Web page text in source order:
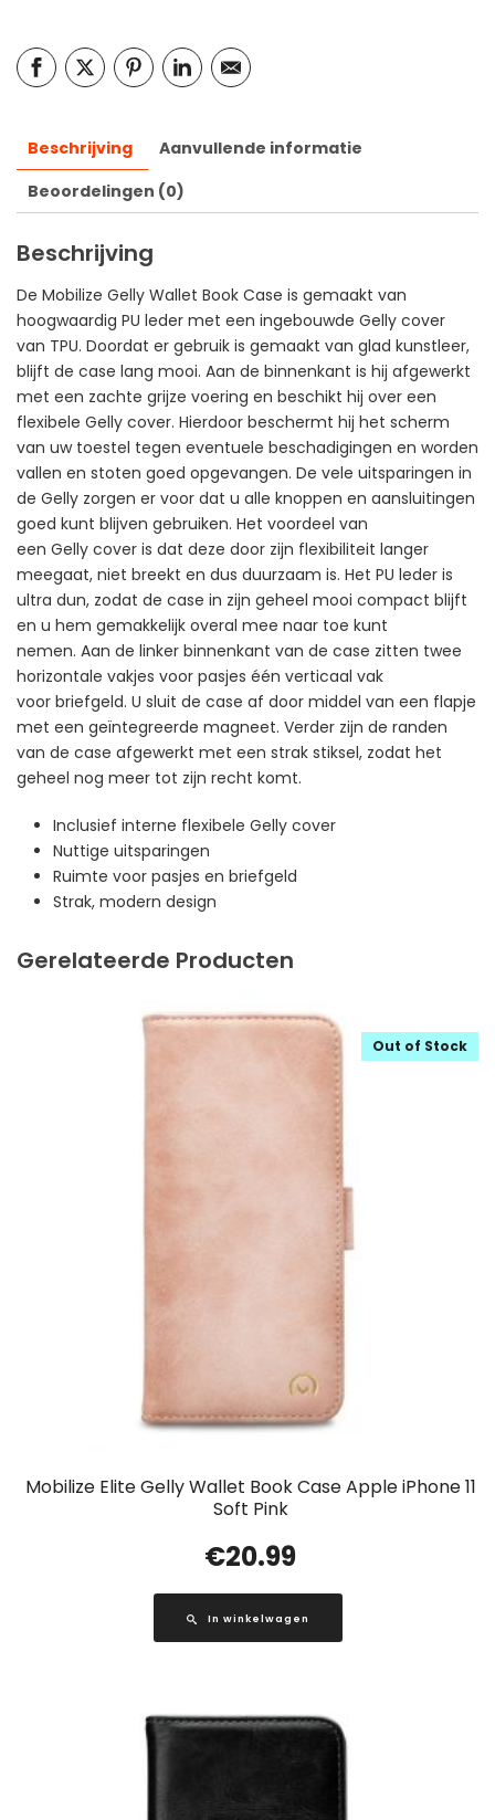
Beschrijving
Aanvullende informatie
Beoordelingen (0)
Beschrijving
De Mobilize Gelly Wallet Book Case is gemaakt van
hoogwaardig PU leder met een ingebouwde Gelly cover
van TPU. Doordat er gebruik is gemaakt van glad kunstleer,
blijft de case lang mooi. Aan de binnenkant is hij afgewerkt
met een zachte grijze voering en beschikt hij over een
flexibele Gelly cover. Hierdoor beschermt hij het scherm
van uw toestel tegen eventuele beschadigingen en worden
vallen en stoten goed opgevangen. De vele uitsparingen in
de Gelly zorgen er voor dat u alle knoppen en aansluitingen
goed kunt blijven gebruiken. Het voordeel van
een Gelly cover is dat deze door zijn flexibiliteit langer
meegaat, niet breekt en dus duurzaam is. Het PU leder is
ultra dun, zodat de case in zijn geheel mooi compact blijft
en u hem gemakkelijk overal mee naar toe kunt
nemen. Aan de linker binnenkant van de case zitten twee
horizontale vakjes voor pasjes één verticaal vak
voor briefgeld. U sluit de case af door middel van een flapje
met een geïntegreerde magneet. Verder zijn de randen
van de case afgewerkt met een strak stiksel, zodat het
geheel nog meer tot zijn recht komt.
Inclusief interne flexibele Gelly cover
Nuttige uitsparingen
Ruimte voor pasjes en briefgeld
Strak, modern design
Gerelateerde Producten
Mobilize Elite Gelly Wallet Book Case Apple iPhone 11
Soft Pink
Out of Stock
€20.99
In winkelwagen